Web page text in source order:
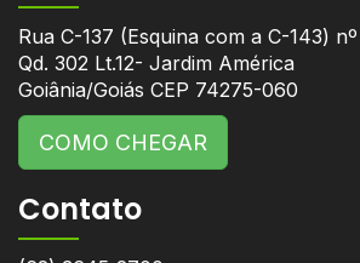
Rua C-137 (Esquina com a C-143) nº
Qd. 302 Lt.12- Jardim América
Goiânia/Goiás CEP 74275-060
COMO CHEGAR
Contato